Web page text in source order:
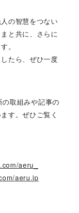
の智慧をつない
と共に、さらに
。
たら、ぜひ一度
取組みや記事の
す。ぜひご覧く
aeru_
aeru.jp